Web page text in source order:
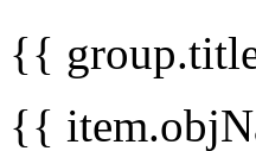
{{
{{